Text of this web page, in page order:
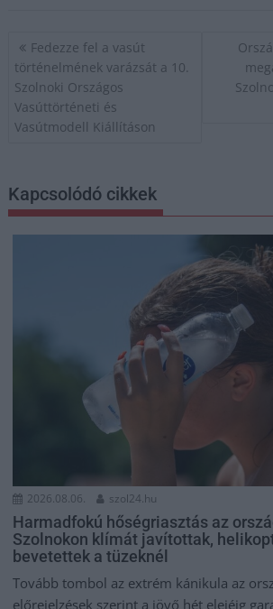
Bejegyzés
navigáció
Fedezze fel a vasút
történelmének varázsát a 10.
Szolnoki Országos
Vasúttörténeti és
Vasútmodell Kiállításon
Kapcsolódó cikkek
2026.08.06. szol24.hu
Harmadfokú hőségriasztás az
Szolnokon klímát javítottak,
bevetettek a tüzeknél
Tovább tombol az extrém kánikula az
előrejelzések szerint a jövő hét elejéig